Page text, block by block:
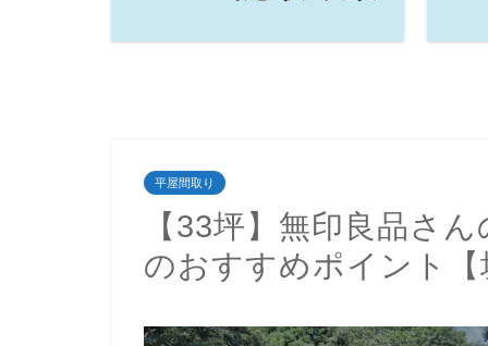
平屋間取り
【33坪】無印良品さ
のおすすめポイント